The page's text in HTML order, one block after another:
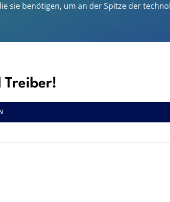
sie benötigen, um an der Spitze der
Treiber!